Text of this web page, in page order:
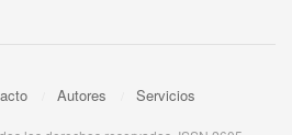
Autores Servicios